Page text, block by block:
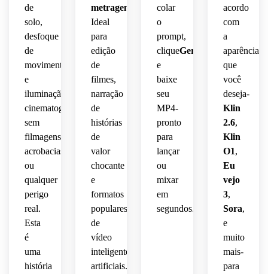
de
solo,
desfoque
de
movimento
e
iluminação
cinematográfica-
sem
filmagens,
acrobacias
ou
qualquer
perigo
real.
Esta
é
uma
história
metragem
Ideal
para
edição
de
filmes,
narração
de
histórias
de
valor
chocante
e
formatos
populares
de
vídeo
inteligentes
artificiais.
colar
o
prompt,
cliqueGerar
e
baixe
seu
MP4-
pronto
para
lançar
ou
mixar
em
segundos.
acordo
com
a
aparência
que
você
deseja-
Klin
2.6,
Klin
O1,
Eu
vejo
3,
Sora,
e
muito
mais-
para